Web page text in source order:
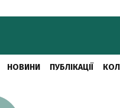
НОВИНИ ПУБЛІКАЦІЇ